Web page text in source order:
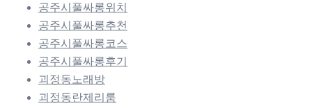
공주시풀싸롱위치
공주시풀싸롱추천
공주시풀싸롱코스
공주시풀싸롱후기
괴정동노래방
괴정동란제리룸